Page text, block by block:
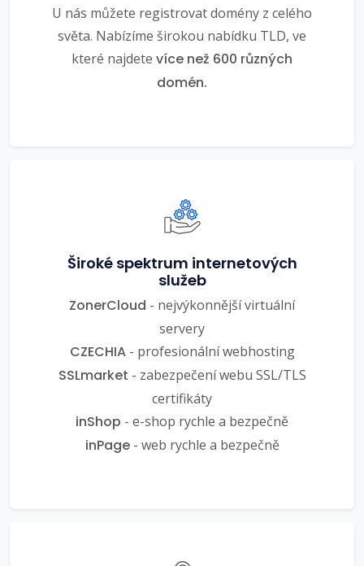
U nás můžete registrovat domény z celého
světa. Nabízíme širokou nabídku TLD, ve
které najdete více než 600 různých
domén.
Široké spektrum internetových
služeb
ZonerCloud - nejvýkonnější virtuální
servery
CZECHIA- profesionální webhosting
SSLmarket - zabezpečení webu SSL/TLS
certifikáty
inShop - e-shop rychle a bezpečně
inPage- web rychle a bezpečně